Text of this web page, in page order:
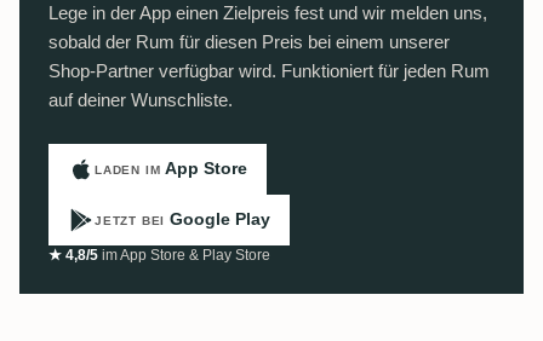
Lege in der App einen Zielpreis fest und wir melden uns,
sobald der Rum für diesen Preis bei einem unserer
Shop-Partner verfügbar wird. Funktioniert für jeden Rum
auf deiner Wunschliste.
LADEN IM App Store
JETZT BEI Google Play
★ 4,8/5 im App Store & Play Store